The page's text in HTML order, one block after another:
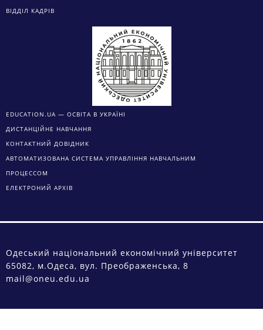
ВІДДІЛ КАДРІВ
EDUCATION.UA — ОСВІТА В УКРАЇНІ
ДИСТАНЦІЙНЕ НАВЧАННЯ
КОНТАКТНИЙ ДОВІДНИК
АВТОМАТИЗОВАНА СИСТЕМА УПРАВЛІННЯ НАВЧАЛЬНИМ
ПРОЦЕССОМ
ЕЛЕКТРОНИЙ АРХІВ
Одеський національний економічний університет
65082, м.Одеса, вул. Преображенська, 8
mail@oneu.edu.ua